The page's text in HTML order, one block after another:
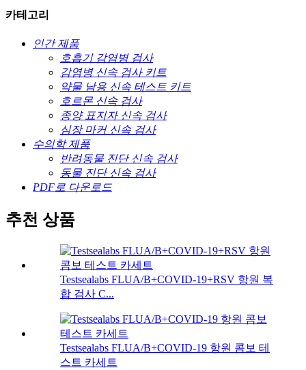
카테고리
인간 제품
호흡기 감염병 검사
감염병 신속 검사 키트
약물 남용 신속 테스트 키트
호르몬 신속 검사
종양 표지자 신속 검사
심장 마커 신속 검사
수의학 제품
반려동물 진단 신속 검사
동물 진단 신속 검사
PDF로 다운로드
추천 상품
Testsealabs FLUA/B+COVID-19+RSV 항원 복
합 검사 C...
Testsealabs FLUA/B+COVID-19 항원 콤보 테
스트 카세트